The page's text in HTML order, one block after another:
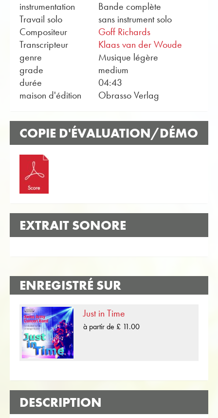
instrumentation
Bande complète
Travail solo
sans instrument solo
Compositeur
Goff Richards
Transcripteur
Klaas van der Woude
genre
Musique légère
grade
medium
durée
04:43
maison d'édition
Obrasso Verlag
COPIE D'ÉVALUATION/DÉMO
EXTRAIT SONORE
ENREGISTRÉ SUR
Just in Time
à partir de £ 11.00
DESCRIPTION